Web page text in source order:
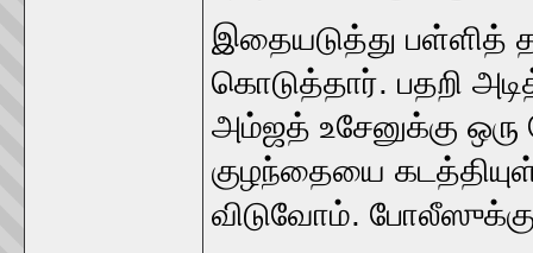
இதையடுத்து பள்ளித்
கொடுத்தார். பதறி
அம்ஜத் உசேனுக்கு
குழந்தையை
விடுவோம்.